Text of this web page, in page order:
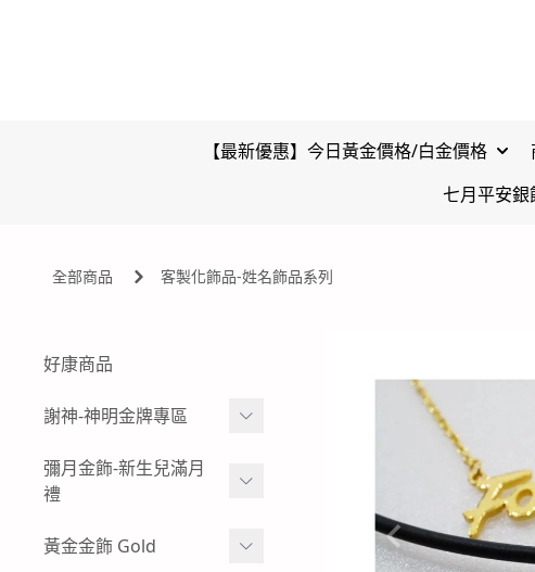
【最新優惠】今日黃金價格/白金價格
七月平安
全部商品 客製化飾品-姓名飾品系列
好康商品
謝神-神明金牌專區
雙面壓克力浮字款-神明金
牌
玻璃框、木框樣式-黃金神
明金牌
彌月金飾-新生兒滿月
禮
彌月金飾 生肖
黃金金飾 Gold